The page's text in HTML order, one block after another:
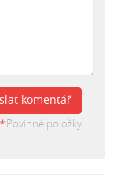
komentář
*Povinné položky